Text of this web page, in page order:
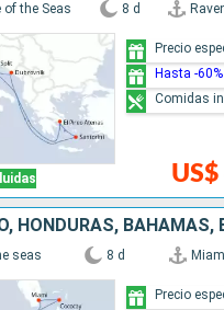
of the Seas 8 d
Precio
Hasta -
Comidas
seas 8 d
Precio